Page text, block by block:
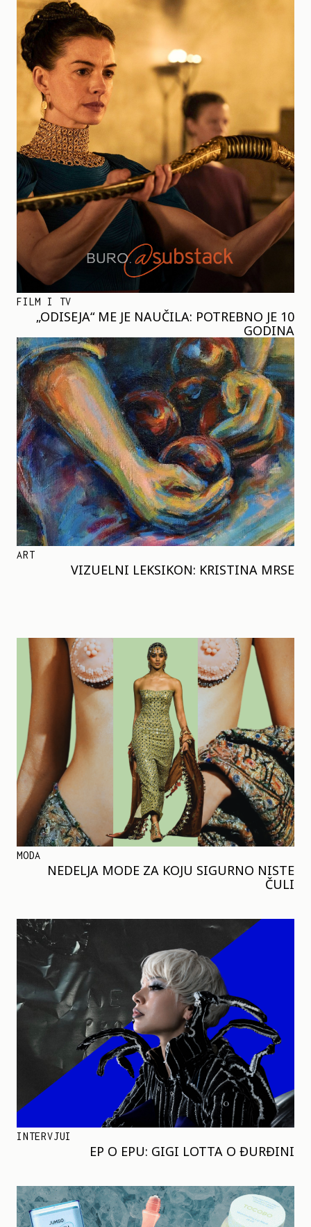
FILM I TV
„ODISEJA“ ME JE NAUČILA: POTREBNO JE 10
GODINA
ART
VIZUELNI LEKSIKON: KRISTINA MRSE
MODA
NEDELJA MODE ZA KOJU SIGURNO NISTE
ČULI
INTERVJUI
EP O EPU: GIGI LOTTA O ĐURĐINI